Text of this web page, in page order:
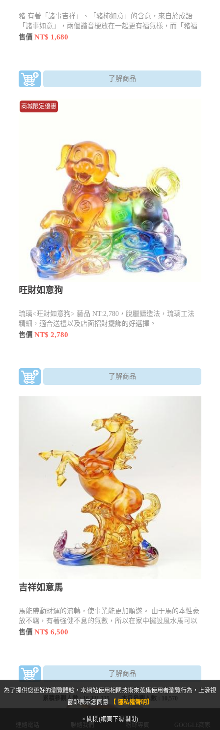
豬 有著「諸事吉祥」、「豬柿如意」的含意，來自於成語
「諸事如意」，兩個諧音梗放在一起更有福氣樣，而「豬福
你」也是取至「祝福你」的諧音。
售價NT$ 1,680
了解商品
商城限定優惠
旺財如意狗
琉璃<旺財如意狗> 藝品 NT:2,780，脫臘鑄造法，琉璃工法
精細，適合送禮以及店面招財擺飾的好選擇。
售價NT$ 2,780
了解商品
吉祥如意馬
馬能帶動財運的流轉，使事業能更加順遂。 由于馬的本性豪
放不羈，有著強健不息的氣數，所以在家中擺設風水馬可以
讓人有振作奮發的作為。
售價NT$ 6,500
了解商品
為了提供您更好的瀏覽體驗，本網站使用相關技術來蒐集使用者瀏覽行為，上滑視
窗即表示您同意
【 隱私權聲明】
× 關閉(網頁下滑關閉)
累積參觀人數 :16,331,325 本月參觀人數 : 10,570
連絡電話 聯絡我們 粉絲專頁 GOOGLE商家